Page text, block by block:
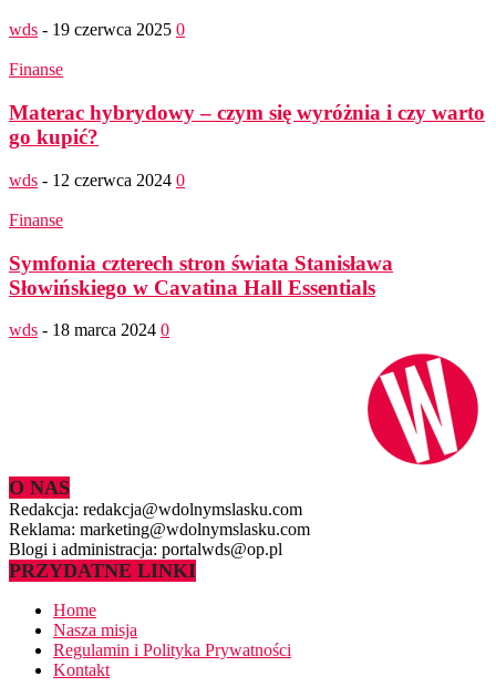
wds - 19 czerwca 2025 0
Finanse
Materac hybrydowy – czym się wyróżnia i czy warto
go kupić?
wds - 12 czerwca 2024 0
Finanse
Symfonia czterech stron świata Stanisława
Słowińskiego w Cavatina Hall Essentials
wds - 18 marca 2024 0
O NAS
Redakcja: redakcja@wdolnymslasku.com
Reklama: marketing@wdolnymslasku.com
Blogi i administracja: portalwds@op.pl
PRZYDATNE LINKI
Home
Nasza misja
Regulamin i Polityka Prywatności
Kontakt